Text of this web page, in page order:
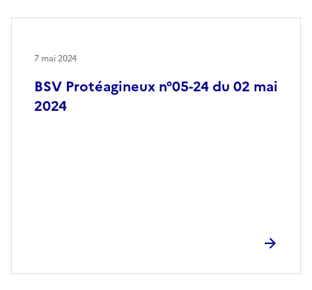
BSV Protéagineux n°05-24 du 02 mai
2024
7 mai 2024